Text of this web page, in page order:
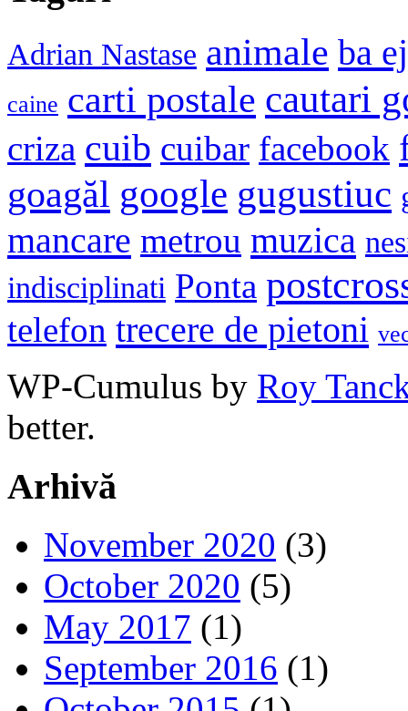
Adrian Nastase animale ba
caine carti postale cautari
criza cuib cuibar facebook
goagăl google gugustiuc
mancare metrou muzica
indisciplinati Ponta
telefon trecere de pietoni
WP-Cumulus by Roy
better.
Arhivă
November 2020 (3)
October 2020 (5)
May 2017 (1)
September 2016 (1)